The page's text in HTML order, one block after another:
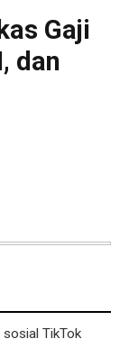
Gaji
dan
sosial TikTok